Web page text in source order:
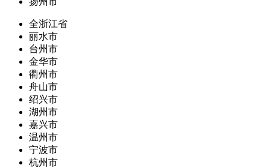
全浙江省
丽水市
台州市
金华市
衢州市
舟山市
绍兴市
湖州市
嘉兴市
温州市
宁波市
杭州市